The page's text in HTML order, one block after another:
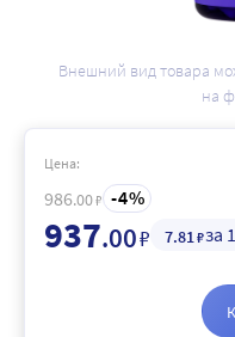
Внешний вид товара
на
Цена:
986.00₽ 4
937.00₽ 7.81 ₽за